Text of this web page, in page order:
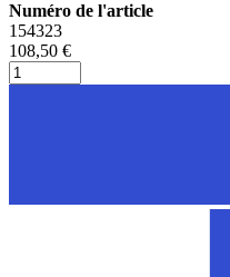
Numéro de l'article
154323
108,50 €